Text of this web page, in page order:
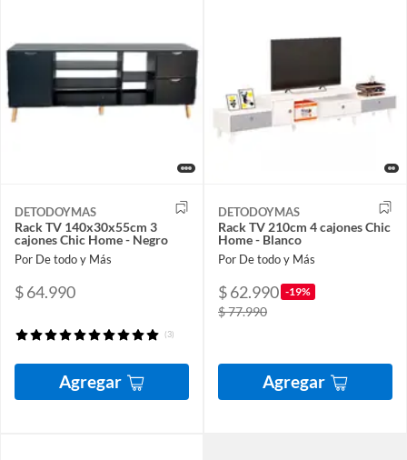
DETODOYMAS
Rack TV 140x30x55cm 3
cajones Chic Home - Negro
Por De todo y Más
$ 64.990
(3)
Agregar
DETODOYMAS
Rack TV 210cm 4 cajones Chic
Home - Blanco
Por De todo y Más
$ 62.990 -19%
$ 77.990
Agregar